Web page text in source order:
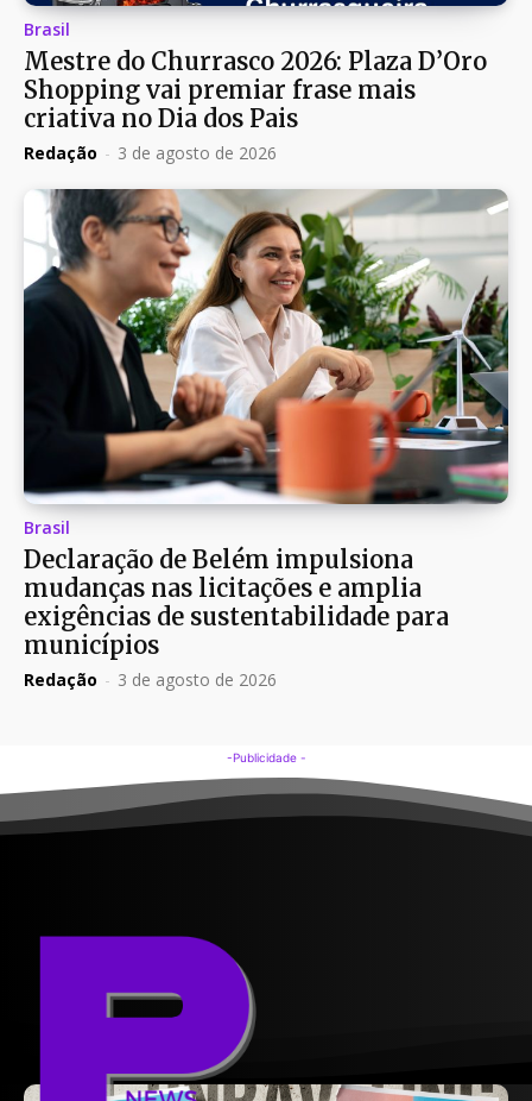
Brasil
Mestre do Churrasco 2026: Plaza D’Oro
Shopping vai premiar frase mais
criativa no Dia dos Pais
Redação - 3 de agosto de 2026
Brasil
Declaração de Belém impulsiona
mudanças nas licitações e amplia
exigências de sustentabilidade para
municípios
Redação - 3 de agosto de 2026
-Publicidade -